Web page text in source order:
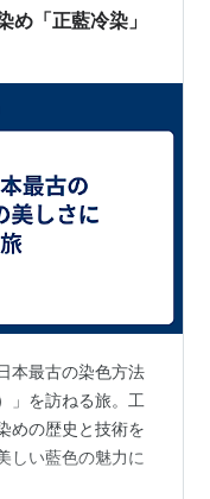
は、卓也小屋と同
和し、…
め「正藍冷染」
本最古の染色方法
」を訪ねる旅。工
めの歴史と技術を
しい藍色の魅力に